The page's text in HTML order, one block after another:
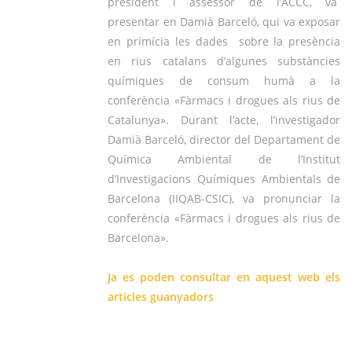
presentar en Damià Barceló, qui va exposar
en primícia les dades sobre la presència
en rius catalans d’algunes substàncies
químiques de consum humà a la
conferència «Fàrmacs i drogues als rius de
Catalunya».
Durant l’acte, l’investigador
Damià Barceló, director del Departament de
Química Ambiental de l’Institut
d’Investigacions Químiques Ambientals de
Barcelona (IIQAB-CSIC), va pronunciar la
conferència «Fàrmacs i drogues als rius de
Barcelona».
Ja es poden consultar en aquest webels
articles guanyadors